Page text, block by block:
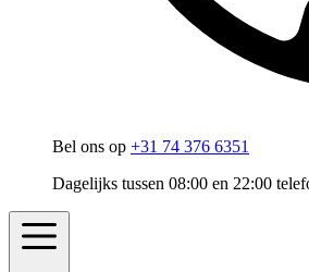
Bel ons op +31 74 376 6351
Dagelijks tussen 08:00 en 22:00